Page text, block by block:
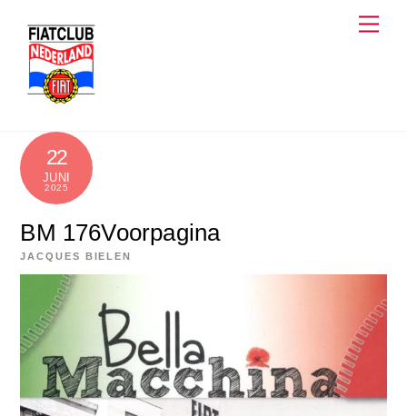
content
22
JUNI
2025
BM 176Voorpagina
JACQUES BIELEN